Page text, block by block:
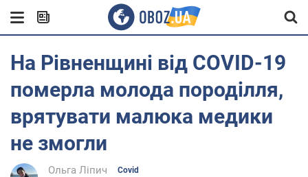
На Рівненщині від COVID-19
померла молода породілля,
врятувати малюка медики
не змогли
Ольга Ліпич Covid